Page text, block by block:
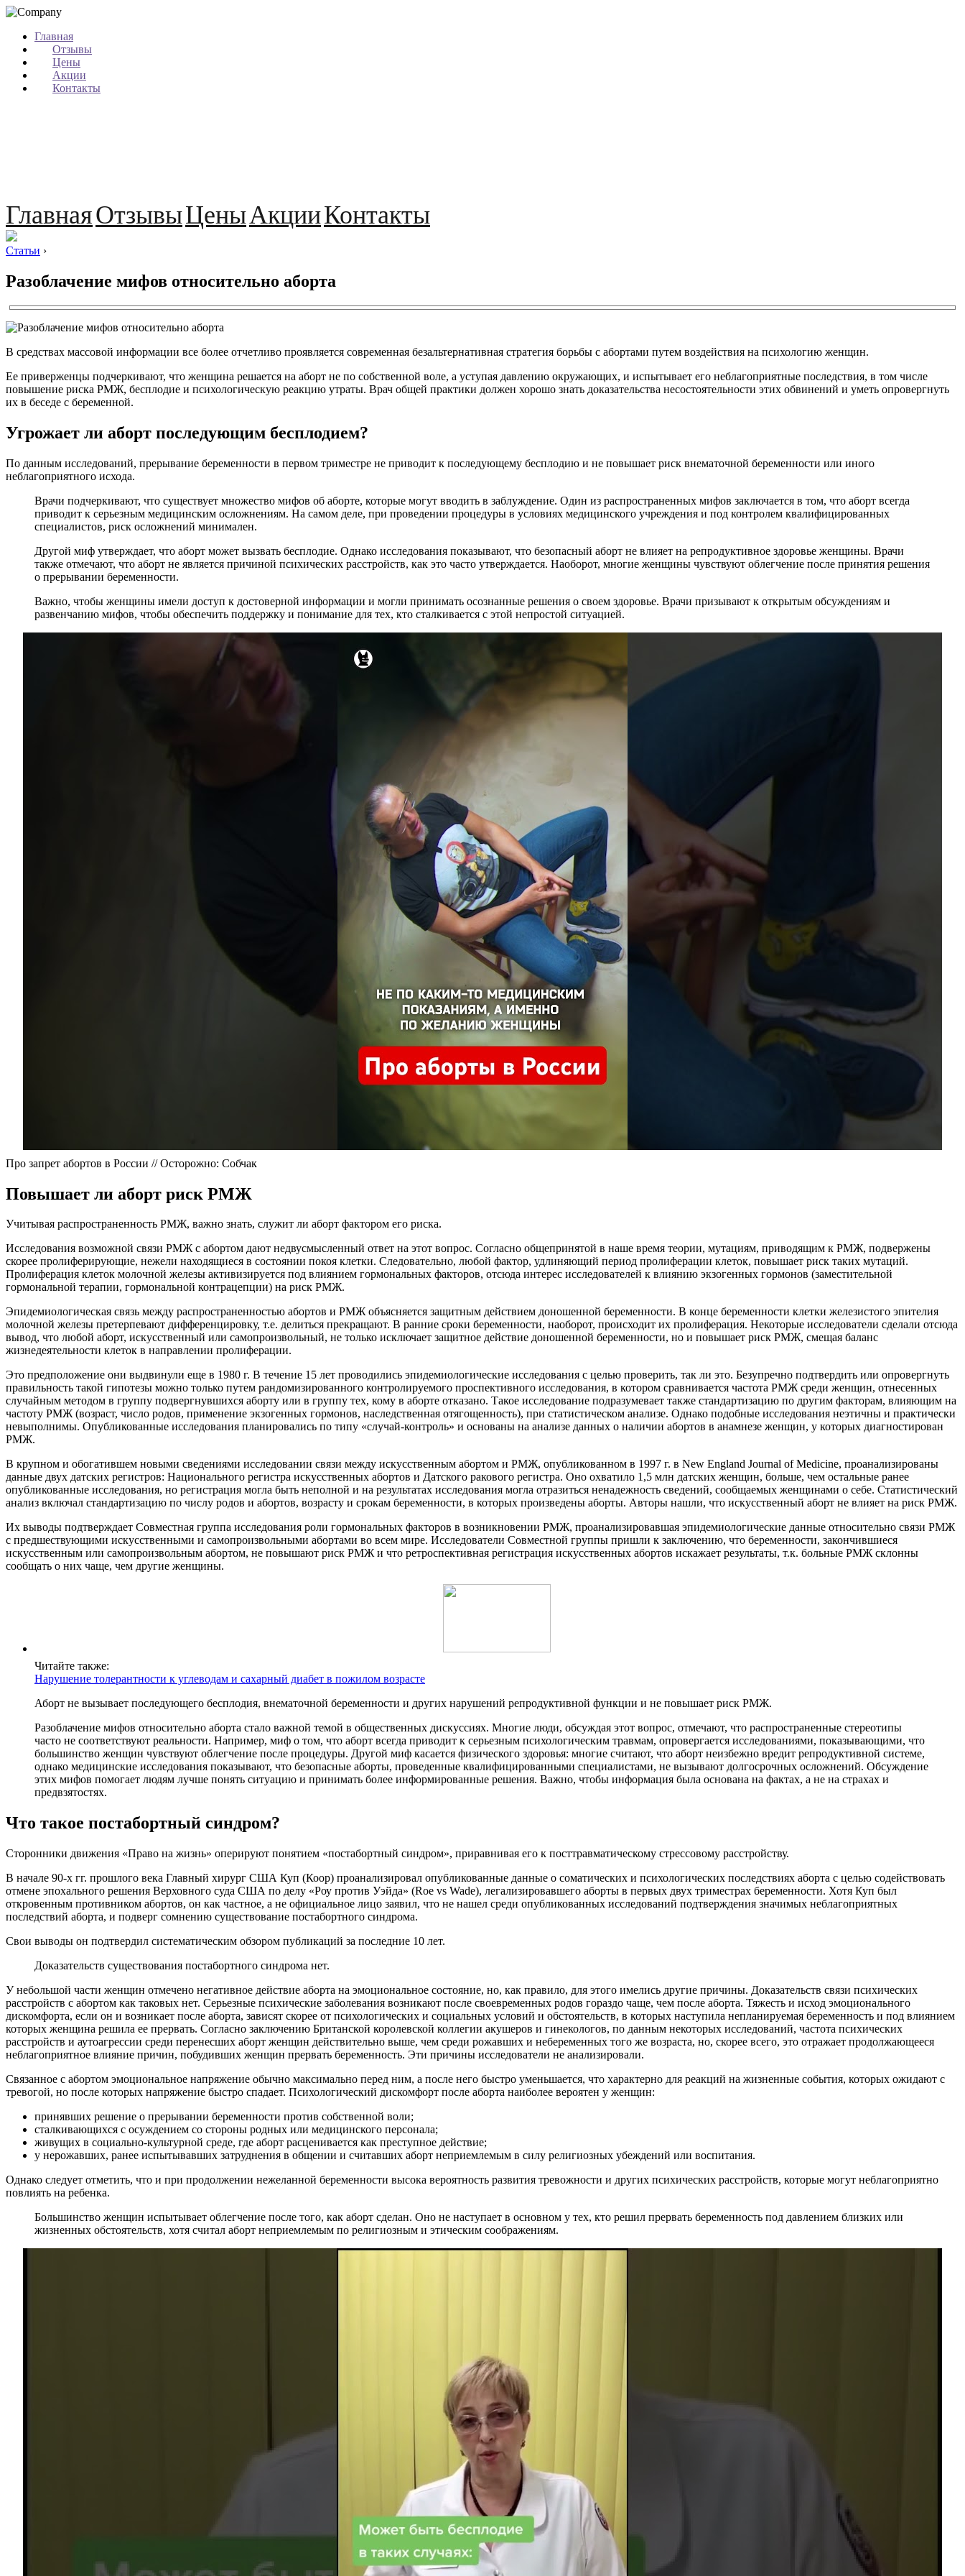
Главная
Отзывы
Цены
Акции
Контакты
ГлавнаяОтзывыЦеныАкцииКонтакты
Статьи ›
Разоблачение мифов относительно аборта
В средствах массовой информации все более отчетливо проявляется современная безальтернативная стратегия борьбы с абортами путем воздействия на психологию женщин.
Ее приверженцы подчеркивают, что женщина решается на аборт не по собственной воле, а уступая давлению окружающих, и испытывает его неблагоприятные последствия, в том числе
повышение риска РМЖ, бесплодие и психологическую реакцию утраты. Врач общей практики должен хорошо знать доказательства несостоятельности этих обвинений и уметь опровергнуть
их в беседе с беременной.
Угрожает ли аборт последующим бесплодием?
По данным исследований, прерывание беременности в первом триместре не приводит к последующему бесплодию и не повышает риск внематочной беременности или иного
неблагоприятного исхода.
Врачи подчеркивают, что существует множество мифов об аборте, которые могут вводить в заблуждение. Один из распространенных мифов заключается в том, что аборт всегда
приводит к серьезным медицинским осложнениям. На самом деле, при проведении процедуры в условиях медицинского учреждения и под контролем квалифицированных
специалистов, риск осложнений минимален.
Другой миф утверждает, что аборт может вызвать бесплодие. Однако исследования показывают, что безопасный аборт не влияет на репродуктивное здоровье женщины. Врачи
также отмечают, что аборт не является причиной психических расстройств, как это часто утверждается. Наоборот, многие женщины чувствуют облегчение после принятия решения
о прерывании беременности.
Важно, чтобы женщины имели доступ к достоверной информации и могли принимать осознанные решения о своем здоровье. Врачи призывают к открытым обсуждениям и
развенчанию мифов, чтобы обеспечить поддержку и понимание для тех, кто сталкивается с этой непростой ситуацией.
Про запрет абортов в России // Осторожно: Собчак
Повышает ли аборт риск РМЖ
Учитывая распространенность РМЖ, важно знать, служит ли аборт фактором его риска.
Исследования возможной связи РМЖ с абортом дают недвусмысленный ответ на этот вопрос. Согласно общепринятой в наше время теории, мутациям, приводящим к РМЖ, подвержены
скорее пролиферирующие, нежели находящиеся в состоянии покоя клетки. Следовательно, любой фактор, удлиняющий период пролиферации клеток, повышает риск таких мутаций.
Пролиферация клеток молочной железы активизируется под влиянием гормональных факторов, отсюда интерес исследователей к влиянию экзогенных гормонов (заместительной
гормональной терапии, гормональной контрацепции) на риск РМЖ.
Эпидемиологическая связь между распространенностью абортов и РМЖ объясняется защитным действием доношенной беременности. В конце беременности клетки железистого эпителия
молочной железы претерпевают дифференцировку, т.е. делиться прекращают. В ранние сроки беременности, наоборот, происходит их пролиферация. Некоторые исследователи сделали отсюда
вывод, что любой аборт, искусственный или самопроизвольный, не только исключает защитное действие доношенной беременности, но и повышает риск РМЖ, смещая баланс
жизнедеятельности клеток в направлении пролиферации.
Это предположение они выдвинули еще в 1980 г. В течение 15 лет проводились эпидемиологические исследования с целью проверить, так ли это. Безупречно подтвердить или опровергнуть
правильность такой гипотезы можно только путем рандомизированного контролируемого проспективного исследования, в котором сравнивается частота РМЖ среди женщин, отнесенных
случайным методом в группу подвергнувшихся аборту или в группу тех, кому в аборте отказано. Такое исследование подразумевает также стандартизацию по другим факторам, влияющим на
частоту РМЖ (возраст, число родов, применение экзогенных гормонов, наследственная отягощенность), при статистическом анализе. Однако подобные исследования неэтичны и практически
невыполнимы. Опубликованные исследования планировались по типу «случай-контроль» и основаны на анализе данных о наличии абортов в анамнезе женщин, у которых диагностирован
РМЖ.
В крупном и обогатившем новыми сведениями исследовании связи между искусственным абортом и РМЖ, опубликованном в 1997 г. в New England Journal of Medicine, проанализированы
данные двух датских регистров: Национального регистра искусственных абортов и Датского ракового регистра. Оно охватило 1,5 млн датских женщин, больше, чем остальные ранее
опубликованные исследования, но регистрация могла быть неполной и на результатах исследования могла отразиться ненадежность сведений, сообщаемых женщинами о себе. Статистический
анализ включал стандартизацию по числу родов и абортов, возрасту и срокам беременности, в которых произведены аборты. Авторы нашли, что искусственный аборт не влияет на риск РМЖ.
Их выводы подтверждает Совместная группа исследования роли гормональных факторов в возникновении РМЖ, проанализировавшая эпидемиологические данные относительно связи РМЖ
с предшествующими искусственными и самопроизвольными абортами во всем мире. Исследователи Совместной группы пришли к заключению, что беременности, закончившиеся
искусственным или самопроизвольным абортом, не повышают риск РМЖ и что ретроспективная регистрация искусственных абортов искажает результаты, т.к. больные РМЖ склонны
сообщать о них чаще, чем другие женщины.
Читайте также:
Нарушение толерантности к углеводам и сахарный диабет в пожилом возрасте
Аборт не вызывает последующего бесплодия, внематочной беременности и других нарушений репродуктивной функции и не повышает риск РМЖ.
Разоблачение мифов относительно аборта стало важной темой в общественных дискуссиях. Многие люди, обсуждая этот вопрос, отмечают, что распространенные стереотипы
часто не соответствуют реальности. Например, миф о том, что аборт всегда приводит к серьезным психологическим травмам, опровергается исследованиями, показывающими, что
большинство женщин чувствуют облегчение после процедуры. Другой миф касается физического здоровья: многие считают, что аборт неизбежно вредит репродуктивной системе,
однако медицинские исследования показывают, что безопасные аборты, проведенные квалифицированными специалистами, не вызывают долгосрочных осложнений. Обсуждение
этих мифов помогает людям лучше понять ситуацию и принимать более информированные решения. Важно, чтобы информация была основана на фактах, а не на страхах и
предвзятостях.
Что такое постабортный синдром?
Сторонники движения «Право на жизнь» оперируют понятием «постабортный синдром», приравнивая его к посттравматическому стрессовому расстройству.
В начале 90-х гг. прошлого века Главный хирург США Куп (Коор) проанализировал опубликованные данные о соматических и психологических последствиях аборта с целью содействовать
отмене эпохального решения Верховного суда США по делу «Роу против Уэйда» (Roe vs Wade), легализировавшего аборты в первых двух триместрах беременности. Хотя Куп был
откровенным противником абортов, он как частное, а не официальное лицо заявил, что не нашел среди опубликованных исследований подтверждения значимых неблагоприятных
последствий аборта, и подверг сомнению существование постабортного синдрома.
Свои выводы он подтвердил систематическим обзором публикаций за последние 10 лет.
Доказательств существования постабортного синдрома нет.
У небольшой части женщин отмечено негативное действие аборта на эмоциональное состояние, но, как правило, для этого имелись другие причины. Доказательств связи психических
расстройств с абортом как таковых нет. Серьезные психические заболевания возникают после своевременных родов гораздо чаще, чем после аборта. Тяжесть и исход эмоционального
дискомфорта, если он и возникает после аборта, зависят скорее от психологических и социальных условий и обстоятельств, в которых наступила непланируемая беременность и под влиянием
которых женщина решила ее прервать. Согласно заключению Британской королевской коллегии акушеров и гинекологов, по данным некоторых исследований, частота психических
расстройств и аутоагрессии среди перенесших аборт женщин действительно выше, чем среди рожавших и небеременных того же возраста, но, скорее всего, это отражает продолжающееся
неблагоприятное влияние причин, побудивших женщин прервать беременность. Эти причины исследователи не анализировали.
Связанное с абортом эмоциональное напряжение обычно максимально перед ним, а после него быстро уменьшается, что характерно для реакций на жизненные события, которых ожидают с
тревогой, но после которых напряжение быстро спадает. Психологический дискомфорт после аборта наиболее вероятен у женщин:
принявших решение о прерывании беременности против собственной воли;
сталкивающихся с осуждением со стороны родных или медицинского персонала;
живущих в социально-культурной среде, где аборт расценивается как преступное действие;
у нерожавших, ранее испытывавших затруднения в общении и считавших аборт неприемлемым в силу религиозных убеждений или воспитания.
Однако следует отметить, что и при продолжении нежеланной беременности высока вероятность развития тревожности и других психических расстройств, которые могут неблагоприятно
повлиять на ребенка.
Большинство женщин испытывает облегчение после того, как аборт сделан. Оно не наступает в основном у тех, кто решил прервать беременность под давлением близких или
жизненных обстоятельств, хотя считал аборт неприемлемым по религиозным и этическим соображениям.